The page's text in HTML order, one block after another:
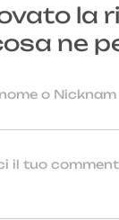
la
ne